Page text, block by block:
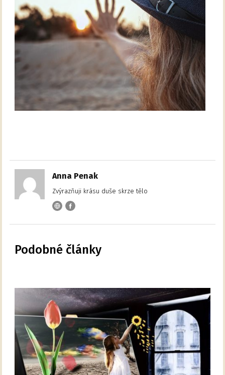
Anna Penak
Zvýrazňuji krásu duše skrze tělo
Podobné články